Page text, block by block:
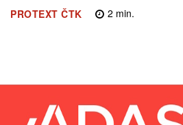
PROTEXT ČTK 2 min.